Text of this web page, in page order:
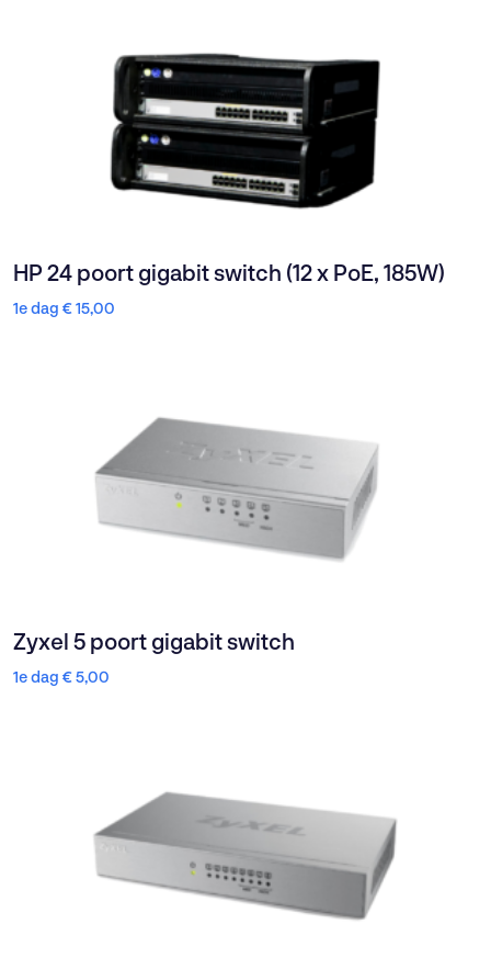
HP 24 poort gigabit switch (12 x PoE, 185W)
1e dag €15,00
Zyxel 5 poort gigabit switch
1e dag €5,00